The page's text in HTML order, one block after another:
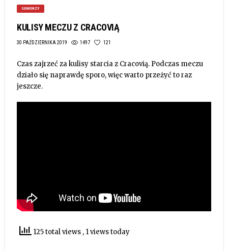
SENIORZY
KULISY MECZU Z CRACOVIĄ
30 PAŹDZIERNIKA 2019 1497 121
Czas zajrzeć za kulisy starcia z Cracovią. Podczas meczu
działo się naprawdę sporo, więc warto przeżyć to raz
jeszcze.
125 total views , 1 views today